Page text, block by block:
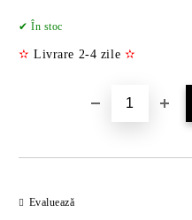
✔ În stoc
✫ Livrare 2-4 zile ✫
Evaluează